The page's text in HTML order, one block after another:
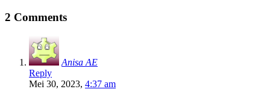
2 Comments
Anisa AE
Reply
Mei 30, 2023, 4:37 am